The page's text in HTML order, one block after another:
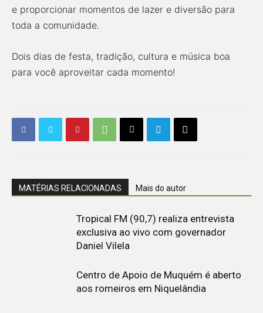
e proporcionar momentos de lazer e diversão para
toda a comunidade.
Dois dias de festa, tradição, cultura e música boa
para você aproveitar cada momento!
MATÉRIAS RELACIONADAS Mais do autor
Tropical FM (90,7) realiza entrevista
exclusiva ao vivo com governador
Daniel Vilela
Centro de Apoio de Muquém é aberto
aos romeiros em Niquelândia